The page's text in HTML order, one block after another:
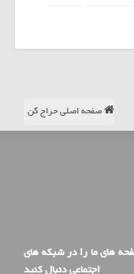
صفحه اصلی حراج کن
های ما را در شبکه های
اجتماعی دنبال کنید